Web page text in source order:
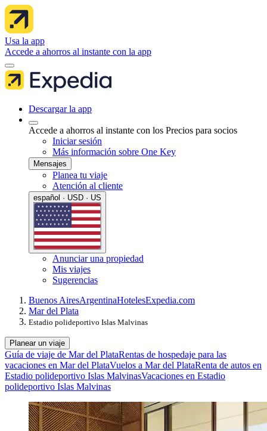
Usa la app
Accede a ahorros al instante con la app
Descargar la app
Accede a ahorros al instante con los Precios para socios
Iniciar sesión
Más información sobre One Key
Mensajes
Planea tu viaje
Atención al cliente
español · USD · US
Anunciar una propiedad
Mis viajes
Sugerencias
Buenos AiresArgentinaHotelesExpedia.com
Mar del Plata
Estadio polideportivo Islas Malvinas
Planear un viaje
Guía de viaje de Mar del PlataRentas de hospedaje para las
vacaciones en Mar del PlataVuelos a Mar del PlataRenta de autos en
Estadio polideportivo Islas MalvinasVacaciones en Estadio
polideportivo Islas Malvinas